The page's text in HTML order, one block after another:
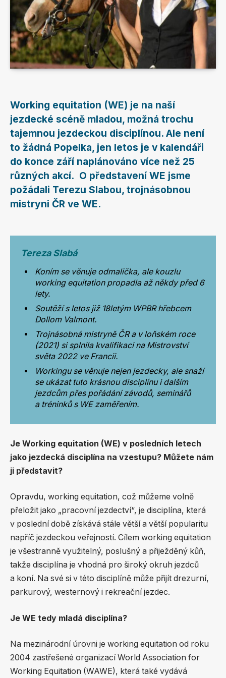
Working equitation (WE) je na naší
jezdecké scéně mladou, možná trochu
tajemnou jezdeckou disciplínou. Ale není
to žádná Popelka, jen letos je v kalendáři
do konce září naplánováno více než 25
různých akcí. O představení WE jsme
požádali Terezu Slabou, trojnásobnou
mistryni ČR ve WE.
Tereza Slabá
Koním se věnuje odmalička, ale kouzlu
working equitation propadla až někdy před 6
lety.
Soutěží s letos již 18letým WPBR hřebcem
Dollom Valmont.
Trojnásobná mistryně ČR a v loňském roce
(2021) si splnila kvalifikaci na Mistrovství
světa 2022 ve Francii.
Workingu se věnuje nejen jezdecky, ale snaží
se ukázat tuto krásnou disciplínu i dalším
jezdcům přes pořádání závodů, seminářů
a tréninků s WE zaměřením.
Je Working equitation (WE) v posledních letech
jako jezdecká disciplína na vzestupu? Můžete nám
ji představit?
Opravdu, working equitation, což můžeme volně
přeložit jako „pracovní jezdectví“, je disciplína, která
v poslední době získává stále větší a větší popularitu
napříč jezdeckou veřejností. Cílem working equitation
je všestranně využitelný, poslušný a přiježděný kůň,
takže disciplína je vhodná pro široký okruh jezdců
a koní. Na své si v této disciplíně může přijít drezurní,
parkurový, westernový i rekreační jezdec.
Je WE tedy mladá disciplína?
Na mezinárodní úrovni je working equitation od roku
2004 zastřešené organizací World Association for
Working Equitation (WAWE), která také vydává